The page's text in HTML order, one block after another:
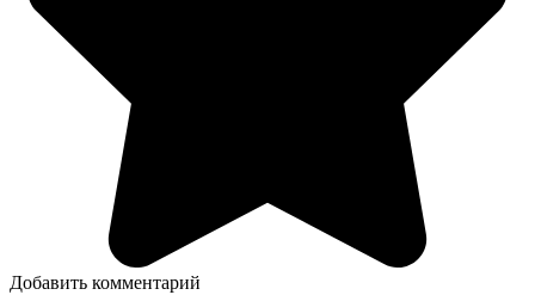
Добавить комментарий